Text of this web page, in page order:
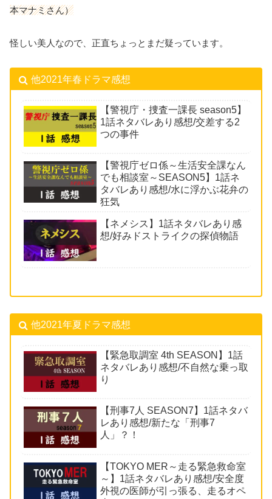
本マナミさん）
怪しい美人なので、正直ちょっとまだ疑っています。
他2021年春ドラマ感想
【警視庁・捜査一課長 season5】
1話ネタバレあり感想/交差する2
つの事件
【警視庁ゼロ係～生活安全課なん
でも相談室～SEASON5】1話ネ
タバレあり感想/水に浮かぶ花弁の
狂気
【ネメシス】1話ネタバレあり感
想/好みドストライクの探偵物語
他2021年夏ドラマ感想
【緊急取調室 4th SEASON】1話
ネタバレあり感想/不自然な乗っ取
り
【刑事7人 SEASON7】1話ネタバ
レあり感想/新たな「刑事7
人」？！
【TOKYO MER～走る緊急救命室
～】1話ネタバレあり感想/安全度
外視の医師が引っ張る、走るオペ